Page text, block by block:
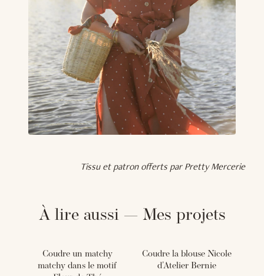
Tissu et patron offerts par Pretty Mercerie
À lire aussi — Mes projets
Coudre un matchy
matchy dans le motif
Coudre la blouse Nicole
d'Atelier Bernie